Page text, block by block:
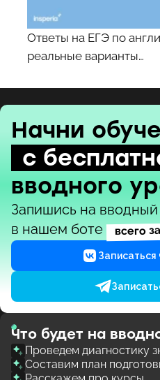
Ответы на ЕГЭ по
реальные варианты…
Начни
с
вводного
Запишись на вводный
в нашем боте
всего
Записаться
Что будет на
Проведем диагностику
Составим план